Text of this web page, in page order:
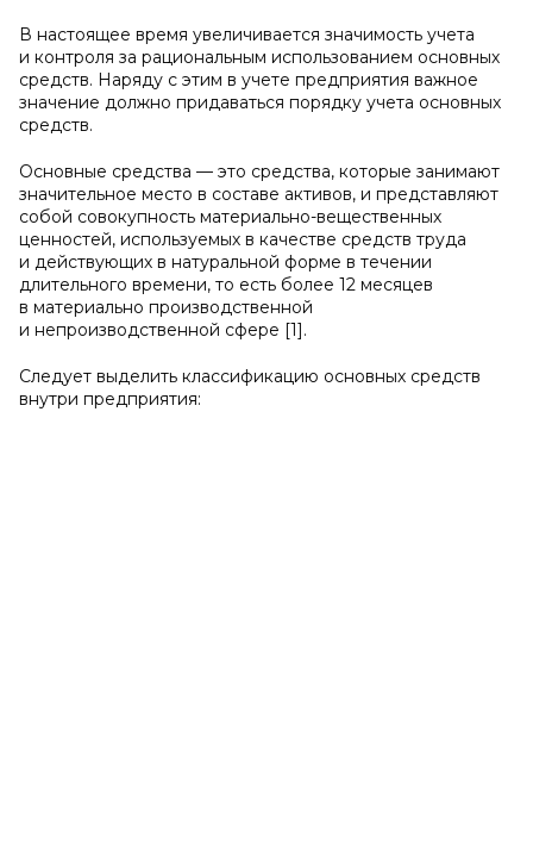
В настоящее время увеличивается значимость учета
и контроля за рациональным использованием основных
средств. Наряду с этим в учете предприятия важное
значение должно придаваться порядку учета основных
средств.
Основные средства — это средства, которые занимают
значительное место в составе активов, и представляют
собой совокупность материально-вещественных
ценностей, используемых в качестве средств труда
и действующих в натуральной форме в течении
длительного времени, то есть более 12 месяцев
в материально производственной
и непроизводственной сфере [1].
Следует выделить классификацию основных средств
внутри предприятия: